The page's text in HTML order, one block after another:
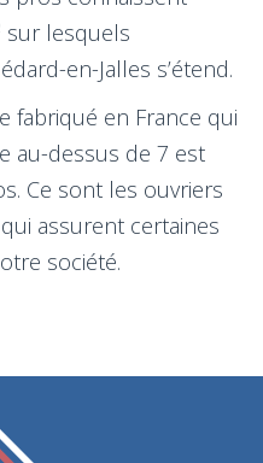
sur lesquels
en-Jalles s’étend.
fabriqué en France qui
au-dessus de 7 est
Ce sont les ouvriers
assurent certaines
société.